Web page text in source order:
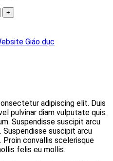
Giáo dục
adipiscing elit. Duis
pulvinar diam vulputate quis.
Suspendisse suscipit arcu
suscipit arcu
convallis scelerisque
felis eu mollis.